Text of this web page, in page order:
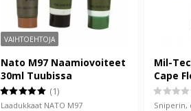
VAIHTOEHTOJA
Nato M97 Naamiovoiteet
30ml Tuubissa
(1)
Laadukkaat NATO M97
Mil-
Cape
Sniperin,